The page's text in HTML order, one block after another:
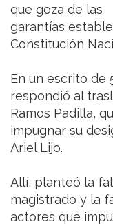
que goza de las
garantías
Constitución
En un escrito de
respondió al
Ramos Padilla,
impugnar su
Ariel Lijo.
Allí, planteó la
magistrado y la
actores que